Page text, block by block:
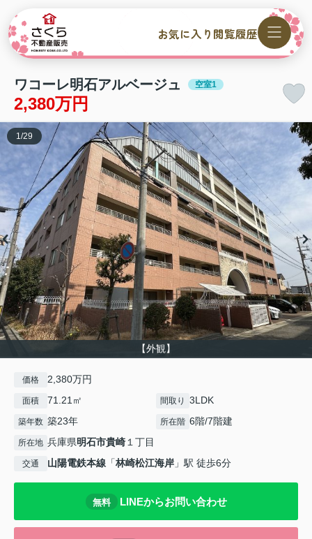
お気に入り 閲覧履歴
ワコーレ明石アルベージュ 空室1
2,380万円
【外観】
1 /29
価格 2,380万円
面積 71.21㎡ 間取り 3LDK
築年数 築23年 所在階 6階/7階建
所在地 兵庫県明石市貴崎 １丁目
交通 山陽電鉄本線 「林崎松江海岸 」駅 徒歩6分
無料 LINEからお問い合わせ